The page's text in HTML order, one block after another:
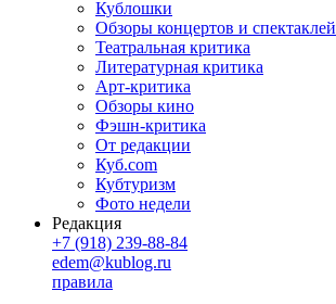
Кублошки
Обзоры концертов и спектаклей
Театральная критика
Литературная критика
Арт-критика
Обзоры кино
Фэшн-критика
От редакции
Куб.com
Кубтуризм
Фото недели
Редакция
+7 (918) 239-88-84
edem@kublog.ru
правила